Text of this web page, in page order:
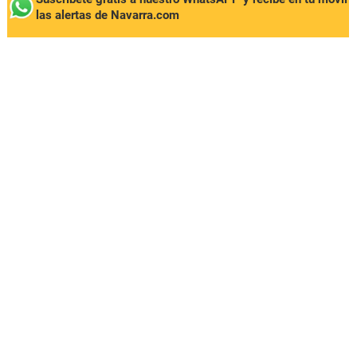
las alertas de Navarra.com